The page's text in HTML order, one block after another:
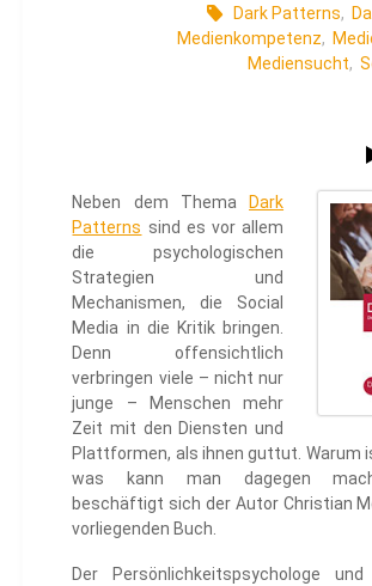
Dark Patterns,
Medienkompetenz,
Mediensucht,
Neben dem Thema
Dark
Patterns sind es vor allem
die psychologischen
Strategien und
Mechanismen, die Social
Media in die Kritik bringen.
Denn offensichtlich
verbringen viele – nicht nur
junge – Menschen mehr
Zeit mit den Diensten und
Plattformen, als ihnen guttut. Warum
was kann man dagegen
beschäftigt sich der Autor Christian
vorliegenden Buch.
Der Persönlichkeitspsychologe und